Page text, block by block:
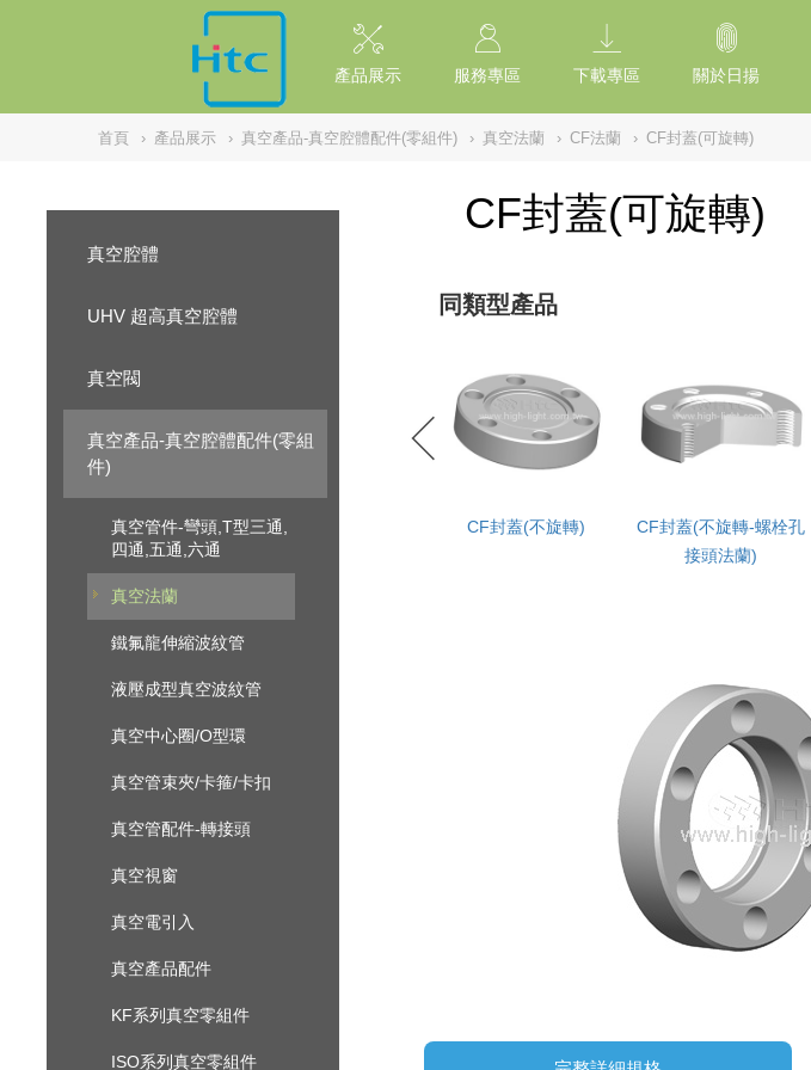
產品展示 服務專區 下載專區 關於日揚
首頁 › 產品展示 › 真空產品-真空腔體配件(零組件) › 真空法蘭 › CF法蘭 › CF封蓋(可旋轉)
真空腔體
UHV 超高真空腔體
真空閥
真空產品-真空腔體配件(零組
件)
真空管件-彎頭,T型三通,
四通,五通,六通
真空法蘭
鐵氟龍伸縮波紋管
液壓成型真空波紋管
真空中心圈/O型環
真空管束夾/卡箍/卡扣
真空管配件-轉接頭
真空視窗
真空電引入
真空產品配件
KF系列真空零組件
ISO系列真空零組件
CF封蓋(可旋轉)
同類型產品
CF封蓋(不旋轉)
CF封蓋(不旋轉-螺栓孔
接頭法蘭)